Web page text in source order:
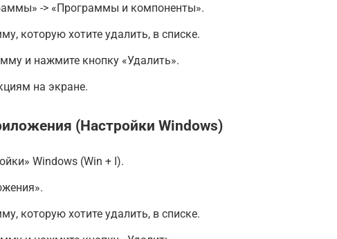
-> «Программы и компоненты».
которую хотите удалить, в списке.
и нажмите кнопку «Удалить».
на экране.
(Настройки Windows)
Windows (Win + I).
которую хотите удалить, в списке.